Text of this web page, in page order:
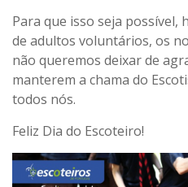
Para que isso seja possível,
de adultos voluntários, os
não queremos deixar de
manterem a chama do
todos nós.
Feliz Dia do Escoteiro!